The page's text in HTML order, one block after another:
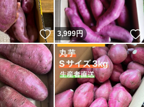
いいね！
3,999円